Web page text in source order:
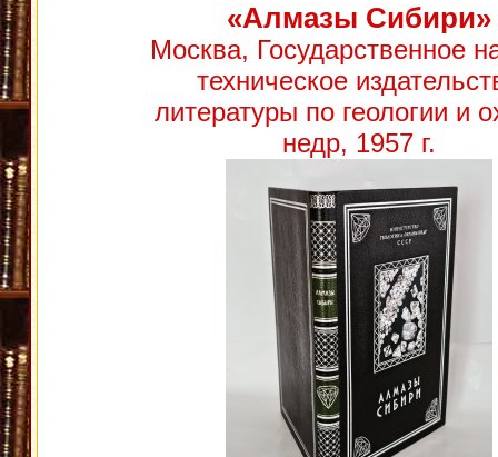
«Алмазы Сибири»
Москва, Государственное
техническое
литературы по геологии и
недр, 1957 г.